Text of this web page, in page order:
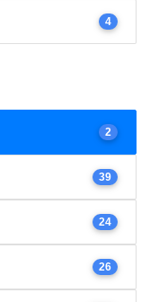
4
2
39
24
26